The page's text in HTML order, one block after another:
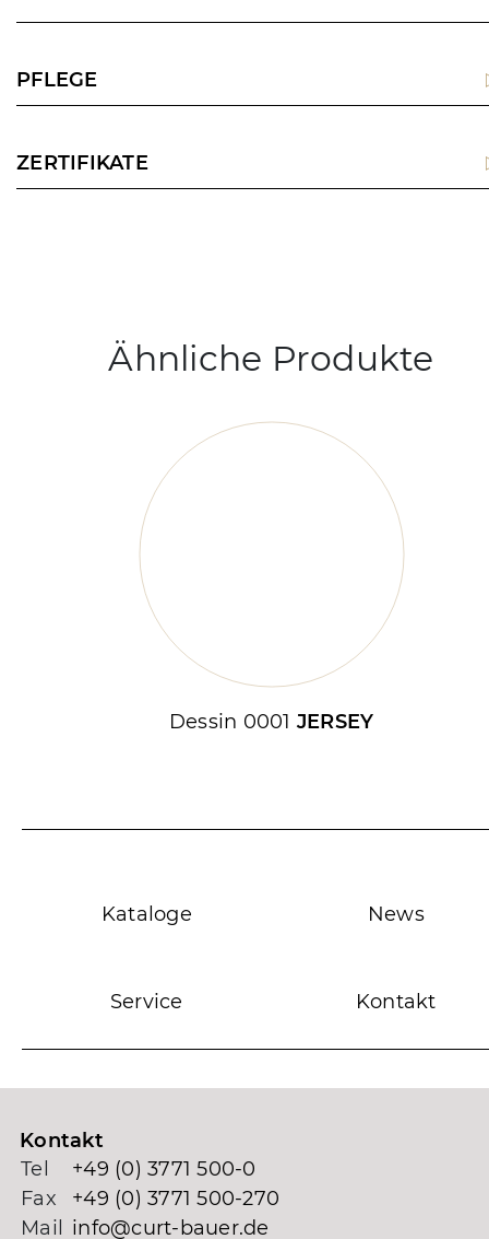
PFLEGE
ZERTIFIKATE
Ähnliche Produkte
Dessin 0001 JERSEY
Kataloge News
Service Kontakt
Kontakt
Tel
+49 (0) 3771 500-0
Fax
+49 (0) 3771 500-270
Mail info@curt-bauer.de